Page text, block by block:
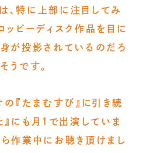
、特に上部に注目してみ
ッピーディスク作品を目に
身が投影されているのだろ
うです。
の『たまむすび』に引き続
』にも月1で出演していま
作業中にお聴き頂けまし